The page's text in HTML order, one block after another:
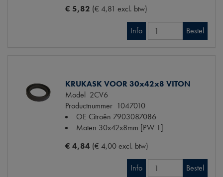
€ 5,82 (€ 4,81 excl. btw)
Info Bestel
KRUKASK VOOR 30x42x8 VITON
Model 2CV6
Productnummer 1047010
OE Citroën 7903087086
Maten 30x42x8mm [PW 1]
€ 4,84 (€ 4,00 excl. btw)
Info Bestel